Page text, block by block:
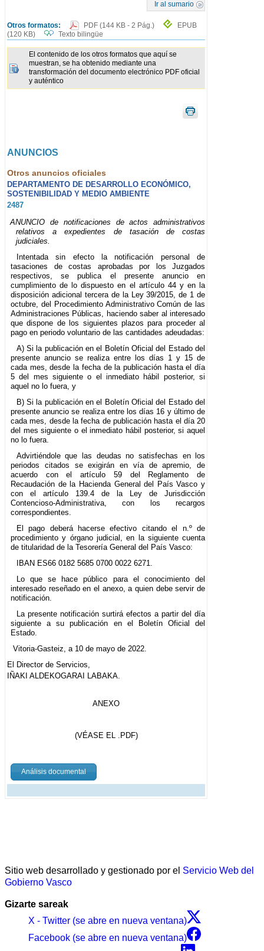
Ir al sumario
Otros formatos: PDF (144 KB - 2 Pág.)
EPUB
(120 KB)
Texto bilingüe
El contenido de los otros formatos que aquí se
muestran, se ha obtenido mediante una
transformación del documento electrónico PDF oficial
y auténtico
ANUNCIOS
Otros anuncios oficiales
DEPARTAMENTO DE DESARROLLO ECONÓMICO,
SOSTENIBILIDAD Y MEDIO AMBIENTE
2487
ANUNCIO de notificaciones de actos administrativos
relativos a expedientes de tasación de costas
judiciales.
Intentada sin efecto la notificación personal de
tasaciones de costas aprobadas por los Juzgados
respectivos, se publica el presente anuncio en
cumplimiento de lo dispuesto en el artículo 44 y en la
disposición adicional tercera de la Ley 39/2015, de 1 de
octubre, del Procedimiento Administrativo Común de las
Administraciones Públicas, haciendo saber al interesado
que dispone de los siguientes plazos para proceder al
pago en periodo voluntario de las cantidades adeudadas:
A) Si la publicación en el Boletín Oficial del Estado del
presente anuncio se realiza entre los días 1 y 15 de
cada mes, desde la fecha de la publicación hasta el día
5 del mes siguiente o el inmediato hábil posterior, si
aquel no lo fuera, y
B) Si la publicación en el Boletín Oficial del Estado del
presente anuncio se realiza entre los días 16 y último de
cada mes, desde la fecha de publicación hasta el día 20
del mes siguiente o el inmediato hábil posterior, si aquel
no lo fuera.
Advirtiéndole que las deudas no satisfechas en los
periodos citados se exigirán en vía de apremio, de
acuerdo con el artículo 59 del Reglamento de
Recaudación de la Hacienda General del País Vasco y
con el artículo 139.4 de la Ley de Jurisdicción
Contencioso-Administrativa, con los recargos
correspondientes.
El pago deberá hacerse efectivo citando el n.º de
procedimiento y órgano judicial, en la siguiente cuenta
de titularidad de la Tesorería General del País Vasco:
IBAN ES66 0182 5685 0700 0022 6271.
Lo que se hace público para el conocimiento del
interesado reseñado en el anexo, a quien debe servir de
notificación.
La presente notificación surtirá efectos a partir del día
siguiente a su publicación en el Boletín Oficial del
Estado.
Vitoria-Gasteiz, a 10 de mayo de 2022.
El Director de Servicios,
IÑAKI ALDEKOGARAI LABAKA.
ANEXO
(VÉASE EL .PDF)
Análisis documental
Sitio web desarrollado y gestionado por el Servicio Web del
Gobierno Vasco
Gizarte sareak
X - Twitter (se abre en nueva ventana)
Facebook (se abre en nueva ventana)